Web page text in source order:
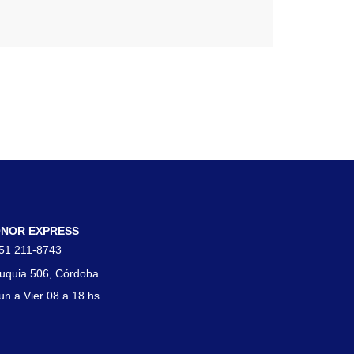
EXPRESS
211-8743
506, Córdoba
a Vier 08 a 18 hs.